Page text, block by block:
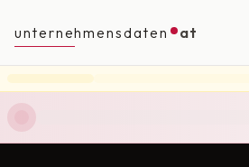
unternehmensdaten at